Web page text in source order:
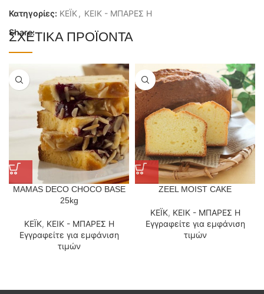
Κατηγορίες: ΚΕΪΚ, ΚΕΙΚ - ΜΠΑΡΕΣ H
Share:
ΣΧΕΤΙΚΆ ΠΡΟΪΌΝΤΑ
MAMAS DECO CHOCO BASE
25kg
ΚΕΪΚ, ΚΕΙΚ - ΜΠΑΡΕΣ H
Εγγραφείτε για εμφάνιση
τιμών
ZEEL MOIST CAKE
ΚΕΪΚ, ΚΕΙΚ - ΜΠΑΡΕΣ H
Εγγραφείτε για εμφάνιση
τιμών